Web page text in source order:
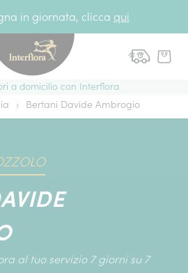
in giornata, clicca qui
a domicilio con Interflora
› Bertani Davide Ambrogio
al tuo servizio 7 giorni su 7